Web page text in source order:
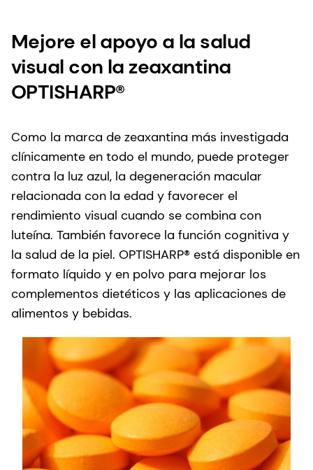
Mejore el apoyo a la salud
visual con la zeaxantina
OPTISHARP®
Como la marca de zeaxantina más investigada
clínicamente en todo el mundo, puede proteger
contra la luz azul, la degeneración macular
relacionada con la edad y favorecer el
rendimiento visual cuando se combina con
luteína. También favorece la función cognitiva y
la salud de la piel. OPTISHARP® está disponible en
formato líquido y en polvo para mejorar los
complementos dietéticos y las aplicaciones de
alimentos y bebidas.